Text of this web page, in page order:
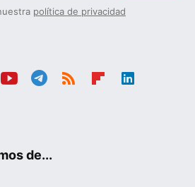
política de privacidad
de...